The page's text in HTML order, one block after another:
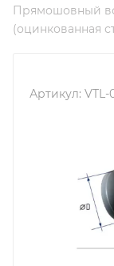
Прямошовный
(оцинкованная
Артикул: VTL-